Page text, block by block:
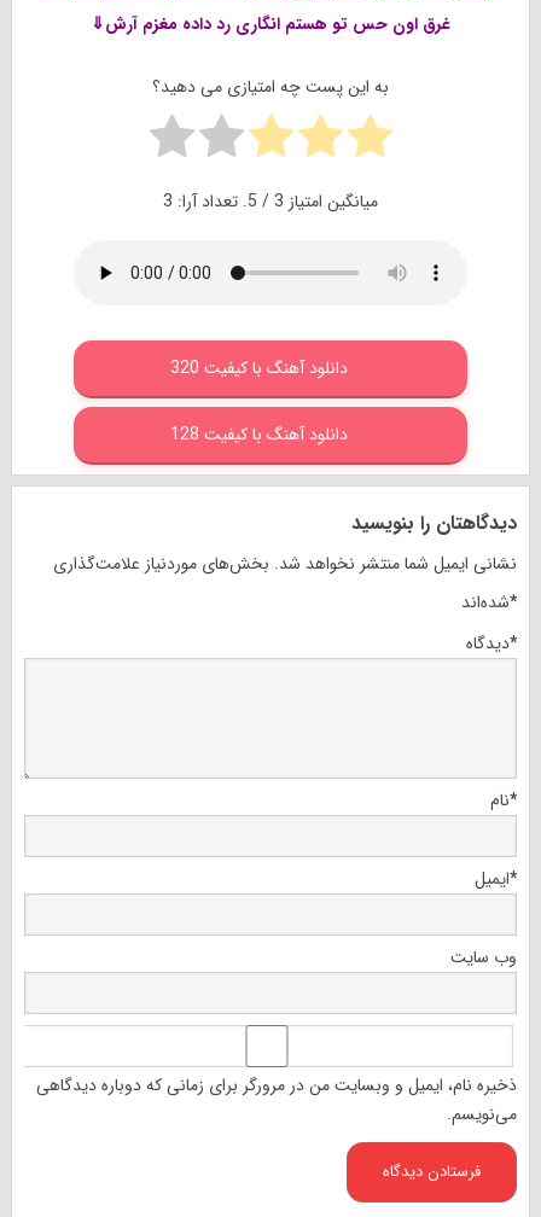
غرق اون حس تو هستم انگاری رد داده مغزم آرش⇓
به این پست چه امتیازی می دهید؟
میانگین امتیاز 3 / 5. تعداد آرا: 3
دانلود آهنگ با کیفیت 320
دانلود آهنگ با کیفیت 128
دیدگاهتان را بنویسید
نشانی ایمیل شما منتشر نخواهد شد. بخش‌های موردنیاز علامت‌گذاری
شده‌اند*
دیدگاه*
نام*
ایمیل*
وب‌ سایت
ذخیره نام، ایمیل و وبسایت من در مرورگر برای زمانی که دوباره دیدگاهی
می‌نویسم.